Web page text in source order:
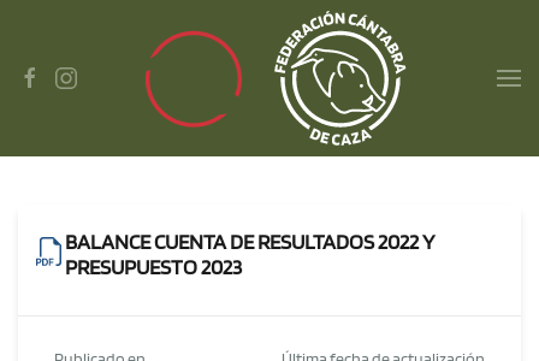
Skip to main content
BALANCE CUENTA DE RESULTADOS 2022 Y
PRESUPUESTO 2023